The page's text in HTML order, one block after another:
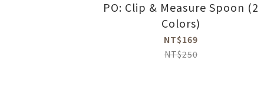
PO: Clip & Measure Spoon (2
Colors)
NT$169
NT$250